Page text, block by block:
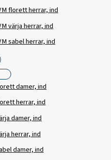
florett herrar, ind
värja herrar, ind
sabel herrar, ind
damer, ind
herrar, ind
damer, ind
herrar, ind
damer, ind